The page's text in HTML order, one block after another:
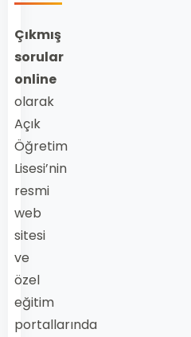
Çıkmış
sorular
online
olarak
Açık
Öğretim
Lisesi’nin
resmi
web
sitesi
ve
özel
eğitim
portallarında